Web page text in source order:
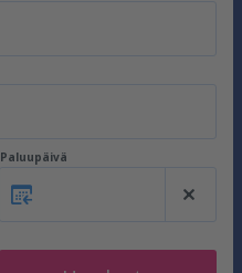
Paluupäivä